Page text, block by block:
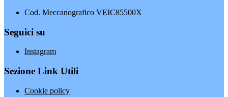
Cod. Meccanografico VEIC85500X
Seguici su
Instagram
Sezione Link Utili
Cookie policy